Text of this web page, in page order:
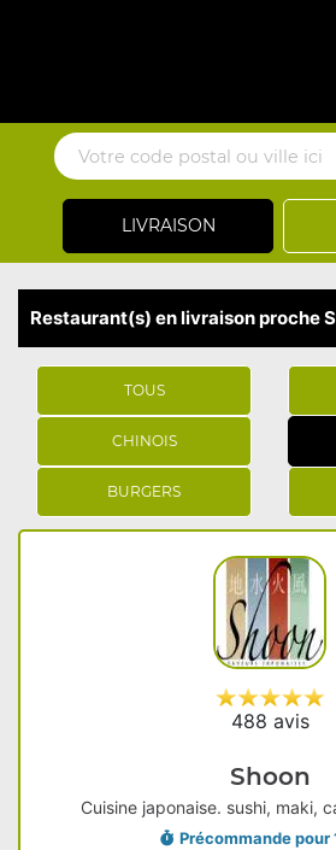
LIVRAISON
Restaurant(s) en livraison proche
TOUS
CHINOIS
BURGERS
488 avis
Shoon
Cuisine japonaise. sushi, maki,
Précommande pour